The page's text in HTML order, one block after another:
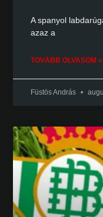
A spanyol
azaz a
TOVÁBB OLVASOM »
Füstös András